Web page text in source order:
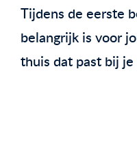
Tijdens de eerste
belangrijk is voor
thuis dat past bij